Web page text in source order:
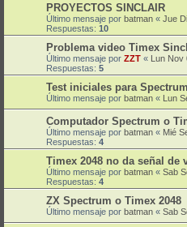
PROYECTOS SINCLAIR
Último mensaje por batman « Jue
Respuestas: 10
Problema video Timex
Último mensaje por ZZT « Lun Nov
Respuestas: 5
Test iniciales para
Último mensaje por batman « Lun
Computador Spectrum o
Último mensaje por batman « Mié
Respuestas: 4
Timex 2048 no da señal de
Último mensaje por batman « Sab
Respuestas: 4
ZX Spectrum o Timex 2048
Último mensaje por batman « Sab